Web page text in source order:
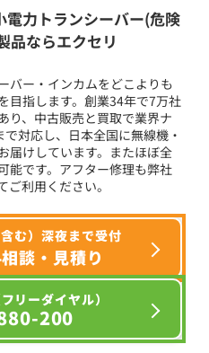
電力トランシーバー(危険
品ならエクセリ
バー・インカムをどこよりも
目指します。創業34年で7万社
り、中古販売と買取で業界ナ
対応し、日本全国に無線機・
届けしています。またほぼ全
能です。アフター修理も弊社
利用ください。
む）深夜まで受付
談・見積り
リーダイヤル）
200